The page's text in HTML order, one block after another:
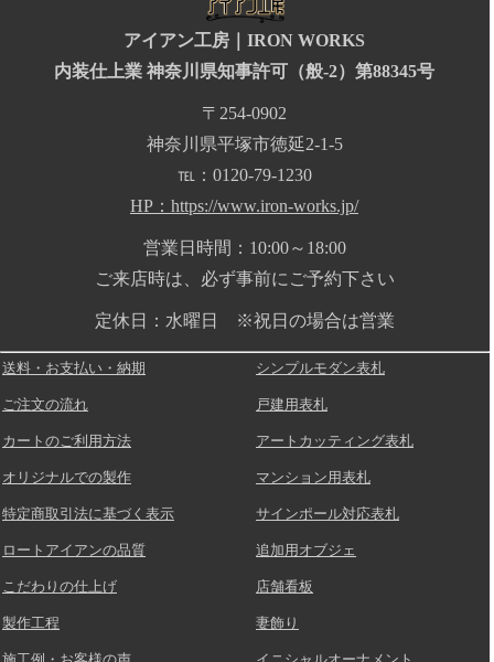
アイアン工房｜IRON WORKS
内装仕上業 神奈川県知事許可（般-2）第88345号
〒254-0902
神奈川県平塚市徳延2-1-5
℡：0120-79-1230
HP：https://www.iron-works.jp/
営業日時間：10:00～18:00
ご来店時は、必ず事前にご予約下さい
定休日：水曜日 ※祝日の場合は営業
送料・お支払い・納期
ご注文の流れ
カートのご利用方法
オリジナルでの製作
特定商取引法に基づく表示
ロートアイアンの品質
こだわりの仕上げ
製作工程
シンプルモダン表札
戸建用表札
アートカッティング表札
マンション用表札
サインポール対応表札
追加用オブジェ
店舗看板
妻飾り